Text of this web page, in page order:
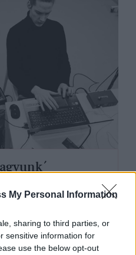
My Personal Information
sharing to third parties, or
sensitive information for
use the below opt-out